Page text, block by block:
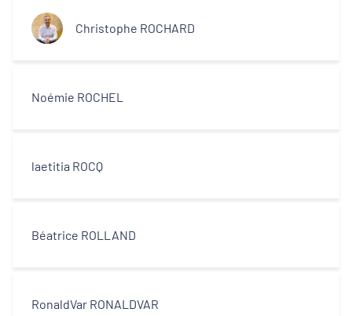
Christophe ROCHARD
Noémie ROCHEL
laetitia ROCQ
Béatrice ROLLAND
RonaldVar RONALDVAR